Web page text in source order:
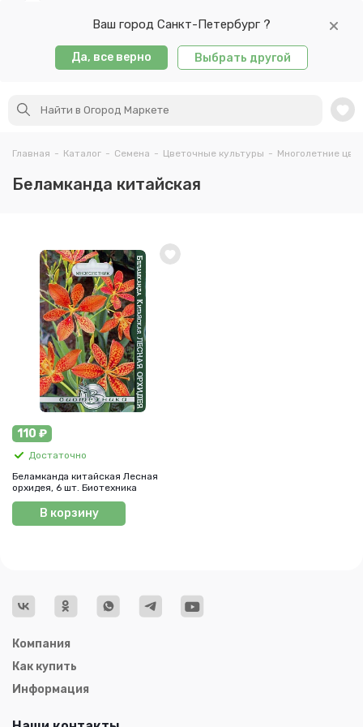
Ваш город Санкт-Петербург ?
Да, все верно Выбрать другой
Главная - Каталог - Семена - Цветочные культуры - Многолетние
Беламканда китайская
110 ₽
Достаточно
Беламканда китайская Лесная
орхидея, 6 шт. Биотехника
В корзину
Компания
Как купить
Информация